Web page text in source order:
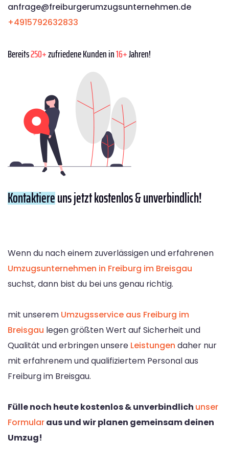
anfrage@freiburgerumzugsunternehmen.de
+4915792632833
Bereits250+zufriedene Kunden in16+Jahren!
Kontaktiereuns jetzt kostenlos & unverbindlich!
Wenn du nach einem zuverlässigen und erfahrenen
Umzugsunternehmen in Freiburg im Breisgau
suchst, dann bist du bei uns genau richtig.
mit unserem Umzugsservice aus Freiburg im
Breisgau legen größten Wert auf Sicherheit und
Qualität und erbringen unsere Leistungen daher nur
mit erfahrenem und qualifiziertem Personal aus
Freiburg im Breisgau.
Fülle noch heute kostenlos & unverbindlich unser
Formularaus und wir planen gemeinsam deinen
Umzug!